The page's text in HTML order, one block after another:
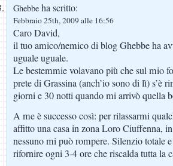
Ghebbe ha scritto:
Febbraio 25th, 2009 alle 16:56
Caro David,
il tuo amico/nemico di blog Ghebbe ha
uguale uguale.
Le bestemmie volavano più che sul mio
prete di Grassina (anch’io sono di lì) s’è
giorni e 30 notti quando mi arrivò quella
A me è successo così: per rilassarmi
affitto una casa in zona Loro Ciuffenna,
nessuno mi può rompere. Silenzio totale
rifornire ogni 3-4 ore che riscalda tutta la